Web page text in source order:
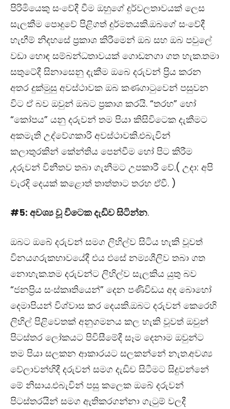
පිරිමියෙකු සංවේදී වීම ඔහුගේ දුර්වලතාවයක් ලෙස
සැලකීම පොදුවේ පිළිගත් දුර්මතයකි.ඔබගේ සංවේදී
හැඟීම් නිදහසේ ප්‍රකාශ කිරීමෙන් ඔබ සහ ඔබ පවුලේ
වඩා හොඳ සම්බන්ධතාවයක් ගොඩනගා ගත හැක.තමා
සතුටේදී සිනාසෙනු දැකීම ඔබෙ දරුවන් ප්‍රිය කරන
අතර දුක්මුසු අවස්ථාවක ඔබ කණගාටුවෙන් පසුවන
විට ඒ බව ඔවුන් ඔබට ප්‍රකාශ කරයි. “තරහ” හෝ
“කෝපය” යනු දරුවන් තම පියා කිසිවිටෙක දැකීමට
අකමැති උද්වේගකාරි අවස්ථාවකි.එබැවින්
කලාතුරකින් කේන්තිය පෙන්වීම හෝ පිට කිරීම
,දරුවන් විනීතව තබා ගැනීමට උපකාරී වේ.( උදා: අපි
වැරදි දෙයක් කළොත් තාත්තාට තරහ ඒවී. )
#5: අවශ්‍ය වූ විටෙක දැඩිව සිටින්න.
ඔබට ඔබේ දරුවන් සමග ලිහිල්ව සිටිය හැකි වූවත්
විනයගරුකභාවයේදී එය එසේ නම්‍යශීලිව තබා ගත
නොහැක.තම දරුවන්ට ලිහිල්ව සැලකිය යුතු බව
“ජනප්‍රිය සංස්කෘතියෙන්” දෙන පණිවිඩය අද බොහෝ
දෙමාපියන් විශ්වාස කර දෙයකි.ඔබට දරුවන් කෙරෙහි
ලිහිල් පිළිවෙතක් අනුගමනය කල හැකි වූවත් ඔවුන්
පිටස්තර ලෝකයට පිවිසීමේදී සෑම දෙනාම ඔවුන්ට
තම පියා සලකන ආකාරයට සලකන්නේ නැත.අවශ්‍ය
වේලාවන්හිදී දරුවන් සමග දැඩිව සිටීමට සිදුවන්නේ
මේ නිසාය.එබැවින් පසු කලෙක ඔබේ දරුවන්
පිටස්තරයින් සමග ඇතිකරගන්නා ගැටුම් වලදී